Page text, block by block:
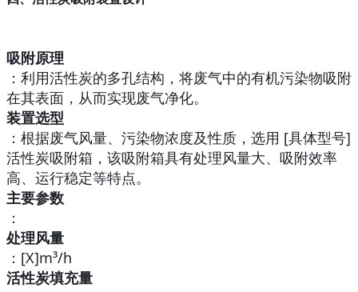
吸附原理
：利用活性炭的多孔结构，将废气中的有机污染物吸附
在其表面，从而实现废气净化。
装置选型
：根据废气风量、污染物浓度及性质，选用 [具体型号]
活性炭吸附箱，该吸附箱具有处理风量大、吸附效率
高、运行稳定等特点。
主要参数
：
处理风量
：[X]m³/h
活性炭填充量